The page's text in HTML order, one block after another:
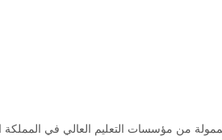
مؤسسات التعليم العالي في المملكة